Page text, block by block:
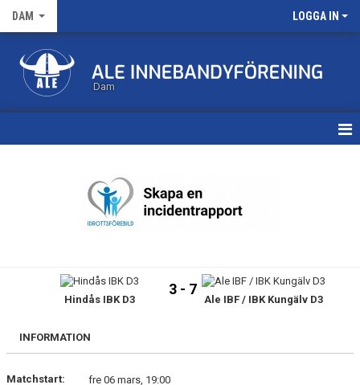
DAM LOGGA IN
Dam
NYHETSARKIVHindås IBK D3
3 - 7
Ale IBF / IBK Kungälv D3
INFORMATION
Matchstart:
fre 06 mars, 19:00